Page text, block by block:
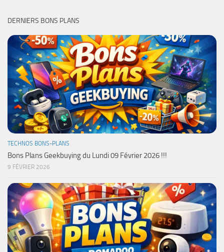
DERNIERS BONS PLANS
TECHNOS BONS-PLANS
Bons Plans Geekbuying du Lundi 09 Février 2026 !!!
9 FÉVRIER 2026